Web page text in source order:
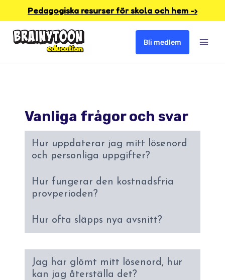
content
Pedagogiska resurser för skola och hem -›
Bli medlem
Vanliga frågor och svar
Hur uppdaterar jag mitt lösenord
och personliga uppgifter?
Hur fungerar den kostnadsfria
provperioden?
Hur ofta släpps nya avsnitt?
Jag har glömt mitt lösenord, hur
kan jag återställa det?